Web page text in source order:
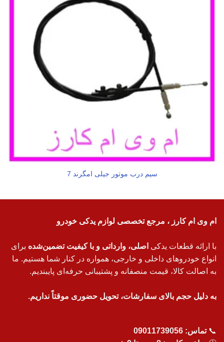
سیم درب موتور جیلی امگرند 7
ام وی ام کارز ، مرجع تخصصی لوازم یدکی خودرو
با ارائه قطعات یدکی اصلی، وارداتی و با کیفیت تضمین‌شده برای
انواع خودروهای داخلی و خارجی، همواره در کنار شما هستیم. ما
به اصالت کالا، قیمت منصفانه و پشتیبانی حرفه‌ای پایبندیم.
به دلیل حجم بالای سفارشات، تحویل حضوری موقتاً نداریم.
📞تماس: 09011739056